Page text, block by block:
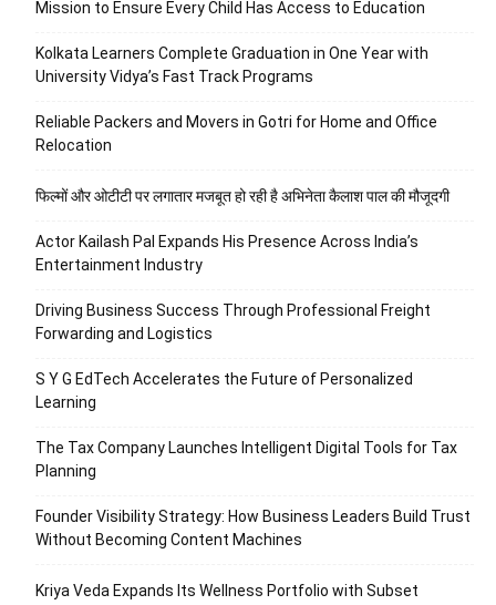
Mission to Ensure Every Child Has Access to Education
Kolkata Learners Complete Graduation in One Year with
University Vidya’s Fast Track Programs
Reliable Packers and Movers in Gotri for Home and Office
Relocation
फिल्मों और ओटीटी पर लगातार मजबूत हो रही है अभिनेता कैलाश पाल की मौजूदगी
Actor Kailash Pal Expands His Presence Across India’s
Entertainment Industry
Driving Business Success Through Professional Freight
Forwarding and Logistics
S Y G EdTech Accelerates the Future of Personalized
Learning
The Tax Company Launches Intelligent Digital Tools for Tax
Planning
Founder Visibility Strategy: How Business Leaders Build Trust
Without Becoming Content Machines
Kriya Veda Expands Its Wellness Portfolio with Subset